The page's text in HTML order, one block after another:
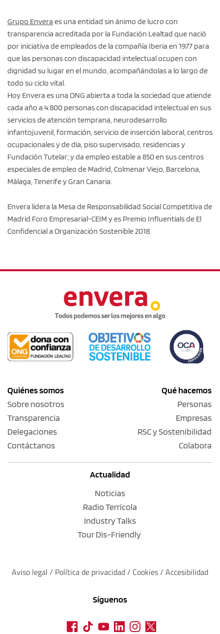
Grupo Envera es una entidad sin ánimo de lucro con
transparencia acreditada por la Fundación Lealtad que nació
por iniciativa de empleados de la compañía Iberia en 1977 para
que las personas con discapacidad intelectual ocupen con
dignidad su lugar en el mundo, acompañándolas a lo largo de
todo su ciclo vital.
Hoy Envera es una ONG abierta a toda la sociedad que atiende
cada año a 4.800 personas con discapacidad intelectual en sus
servicios de atención temprana, neurodesarrollo
infantojuvenil, formación, servicio de inserción laboral, centros
ocupacionales y de día, piso supervisado, residencias y
Fundación Tutelar; y da empleo estable a 850 en sus centros
especiales de empleo de Madrid, Colmenar Viejo, Barcelona,
Málaga, Tenerife y Gran Canaria.
Envera lidera la Mesa de Responsabilidad Social Competitiva de
Madrid Foro Empresarial-CEIM y es Premio Influentials de El
Confidencial a Organización Sostenible 2018.
Quiénes somos
Sobre nosotros
Transparencia
Delegaciones
Contáctanos
Qué hacemos
Personas
Empresas
RSC y Sostenibilidad
Colabora
Actualidad
Noticias
Radio Terrícola
Industry Talks
Tour Dis-Friendly
Aviso legal / Política de privacidad / Cookies / Accesibilidad
Síguenos